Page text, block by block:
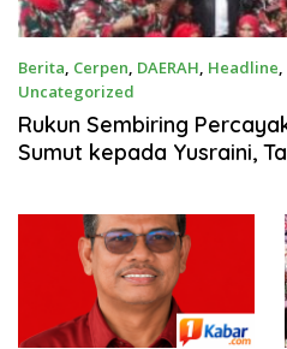
Berita, Cerpen, DAERAH, Headline,
Uncategorized
Agustus 3, 2026
Rukun Sembiring
Sumut kepada Yusraini,